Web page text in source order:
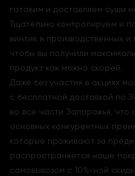
готовим и доставляем суши
Тщательно контролируем и
винтик в производственных
чтобы вы получили
продукт как можно скорей.
Даже без участия в акциях
с бесплатной доставкой по
во все части Запорожья, что
основных конкурентных
которые проживают за
распространяется наше
самовывозом с 10%-ной